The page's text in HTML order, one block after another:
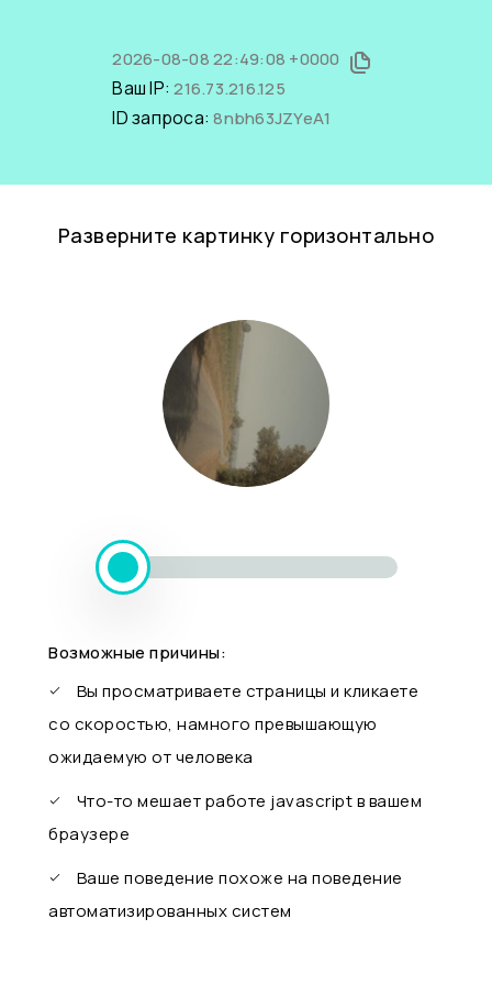
2026-08-08 22:49:08 +0000
Ваш IP:216.73.216.125
ID запроса:8nbh63JZYeA1
Разверните картинку горизонтально
Возможные причины:
Вы просматриваете страницы и кликаете
со скоростью, намного превышающую
ожидаемую от человека
Что-то мешает работе javascript в вашем
браузере
Ваше поведение похоже на поведение
автоматизированных систем